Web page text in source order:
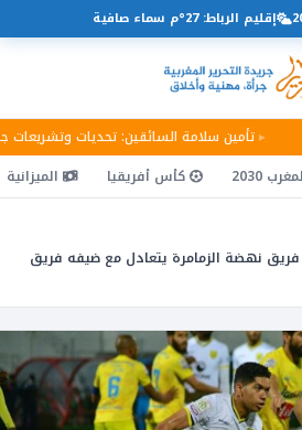
تأمين سلامة السائقين: تحديات وتشريعات
إقليم الرباط: 27°م سماء صافية
2030 كأس أفريقيا الميزانية
فريق نهضة الزمامرة يتعادل مع ضيفه فريق